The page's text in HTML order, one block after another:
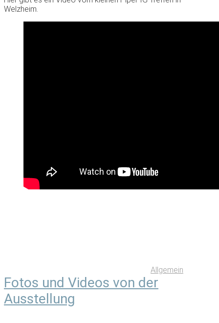
Welzheim.
Allgemein
Fotos und Videos von der
Ausstellung